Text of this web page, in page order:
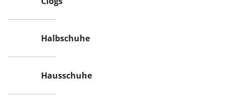
Halbschuhe
Hausschuhe